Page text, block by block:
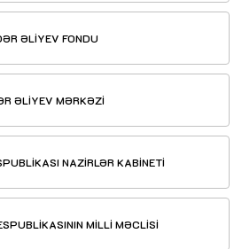
ƏLİYEV FONDU
ƏLİYEV MƏRKƏZİ
NAZİRLƏR KABİNETİ
MİLLİ MƏCLİSİ